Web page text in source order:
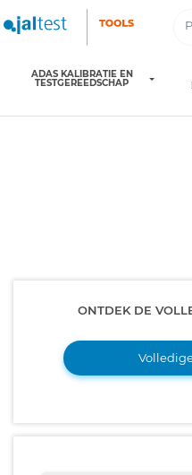
ADAS KALIBRATIE EN
TESTGEREEDSCHAP
ONTDEK DE